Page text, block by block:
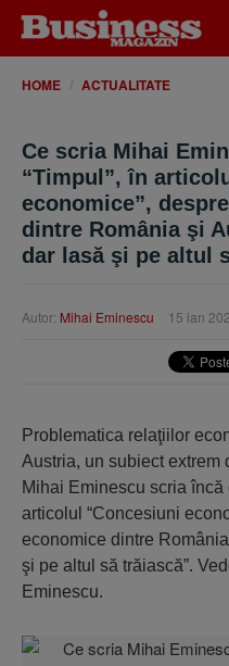
HOME ACTUALITATE
Ce scria Mihai
“Timpul”, în
economice”,
dintre România şi
dar lasă şi pe altul
Autor: Mihai Eminescu 15 ian
Problematica relaţiilor
Austria, un subiect extrem
Mihai Eminescu scria încă
articolul “Concesiuni
economice dintre
şi pe altul să trăiască”.
Eminescu.